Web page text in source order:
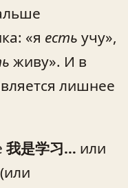
«я есть учу»,
живу». И в
лишнее
我是学习… или